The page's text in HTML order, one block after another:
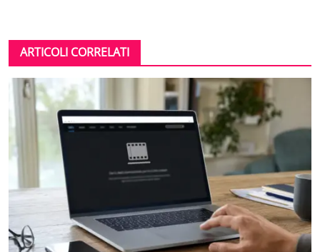
ARTICOLI CORRELATI